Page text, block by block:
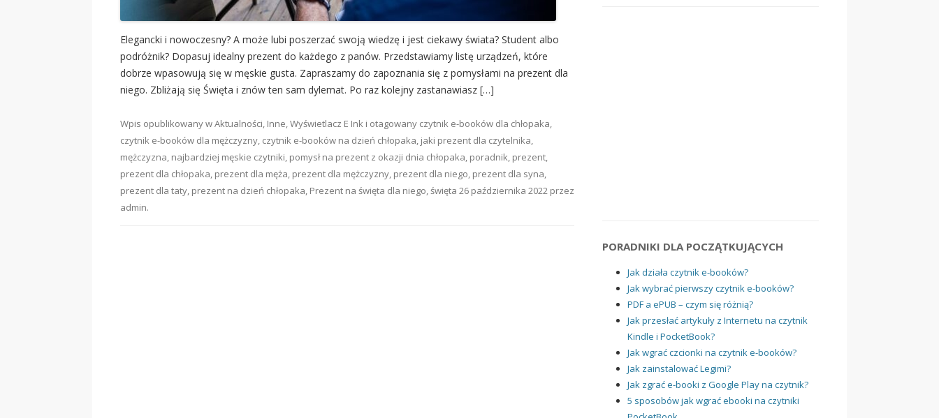
Elegancki i nowoczesny? A może lubi poszerzać swoją wiedzę i jest ciekawy świata? Student albo
podróżnik? Dopasuj idealny prezent do każdego z panów. Przedstawiamy listę urządzeń, które
dobrze wpasowują się w męskie gusta. Zapraszamy do zapoznania się z pomysłami na prezent dla
niego. Zbliżają się Święta i znów ten sam dylemat. Po raz kolejny zastanawiasz […]
Wpis opublikowany wAktualności, Inne,Wyświetlacz E Ink i otagowany czytnik e-booków dla chłopaka,
czytnik e-booków dla mężczyzny, czytnik e-booków na dzień chłopaka, jaki prezent dla czytelnika,
mężczyzna, najbardziej męskie czytniki, pomysł na prezent z okazji dnia chłopaka, poradnik, prezent,
prezent dla chłopaka, prezent dla męża, prezent dla mężczyzny, prezent dla niego, prezent dla syna,
prezent dla taty, prezent na dzień chłopaka, Prezent na święta dla niego,święta 26 października 2022 przez
admin.
PORADNIKI DLA POCZĄTKUJĄCYCH
Jak działa czytnik e-booków?
Jak wybrać pierwszy czytnik e-booków?
PDF a ePUB – czym się różnią?
Jak przesłać artykuły z Internetu na czytnik
Kindle i PocketBook?
Jak wgrać czcionki na czytnik e-booków?
Jak zainstalować Legimi?
Jak zgrać e-booki z Google Play na czytnik?
5 sposobów jak wgrać ebooki na czytniki